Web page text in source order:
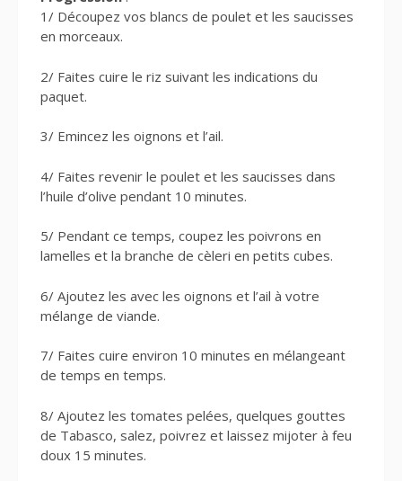
1/ Découpez vos blancs de poulet et les saucisses
en morceaux.
2/ Faites cuire le riz suivant les indications du
paquet.
3/ Emincez les oignons et l’ail.
4/ Faites revenir le poulet et les saucisses dans
l’huile d’olive pendant 10 minutes.
5/ Pendant ce temps, coupez les poivrons en
lamelles et la branche de cèleri en petits cubes.
6/ Ajoutez les avec les oignons et l’ail à votre
mélange de viande.
7/ Faites cuire environ 10 minutes en mélangeant
de temps en temps.
8/ Ajoutez les tomates pelées, quelques gouttes
de Tabasco, salez, poivrez et laissez mijoter à feu
doux 15 minutes.